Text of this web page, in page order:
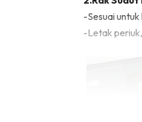
-Sesuai
-Letak